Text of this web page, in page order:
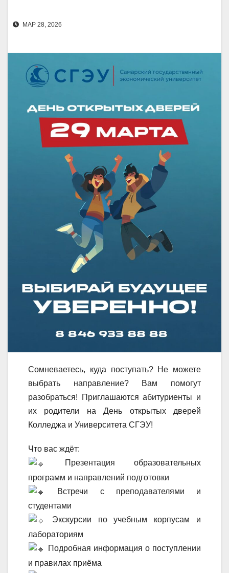
МАР 28, 2026
Сомневаетесь, куда поступать? Не можете
выбрать направление? Вам помогут
разобраться! Приглашаются абитуриенты и
их родители на День открытых дверей
Колледжа и Университета СГЭУ!
Что вас ждёт:
Презентация образовательных
программ и направлений подготовки
Встречи с преподавателями и
студентами
Экскурсии по учебным корпусам и
лабораториям
Подробная информация о поступлении
и правилах приёма